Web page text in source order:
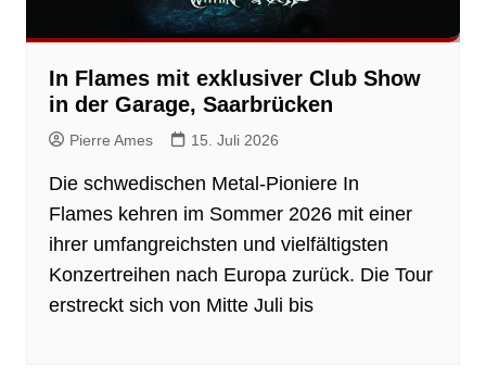
In Flames mit exklusiver Club Show
in der Garage, Saarbrücken
Pierre Ames 15. Juli 2026
Die schwedischen Metal-Pioniere In
Flames kehren im Sommer 2026 mit einer
ihrer umfangreichsten und vielfältigsten
Konzertreihen nach Europa zurück. Die Tour
erstreckt sich von Mitte Juli bis